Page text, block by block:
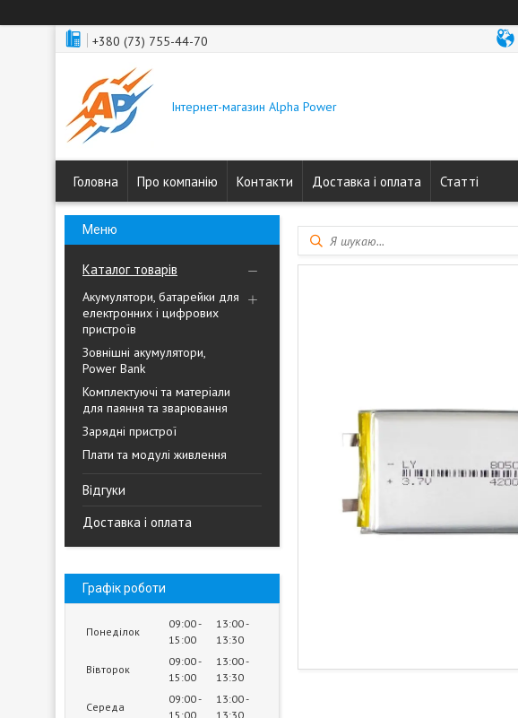
+380 (73) 755-44-70
Інтернет-магазин Alpha Power
Головна Про компанію Контакти Доставка і оплата Статті
Каталог товарів
Акумулятори, батарейки для
електронних і цифрових
пристроїв
Зовнішні акумулятори,
Power Bank
Комплектуючі та матеріали
для паяння та зварювання
Зарядні пристрої
Плати та модулі живлення
Відгуки
Доставка і оплата
Графік роботи
Понеділок
09:00
15:00
13:00
13:30
Вівторок
09:00
15:00
13:00
13:30
Середа
09:00
15:00
13:00
13:30